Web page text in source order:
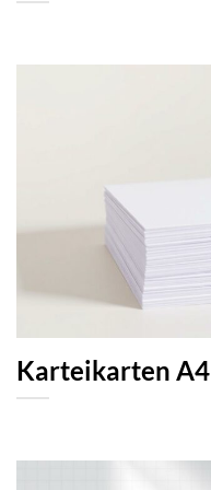
Karteikarten A4